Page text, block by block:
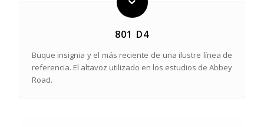
801 D4
Buque insignia y el más reciente de una ilustre línea de
referencia. El altavoz utilizado en los estudios de Abbey
Road.